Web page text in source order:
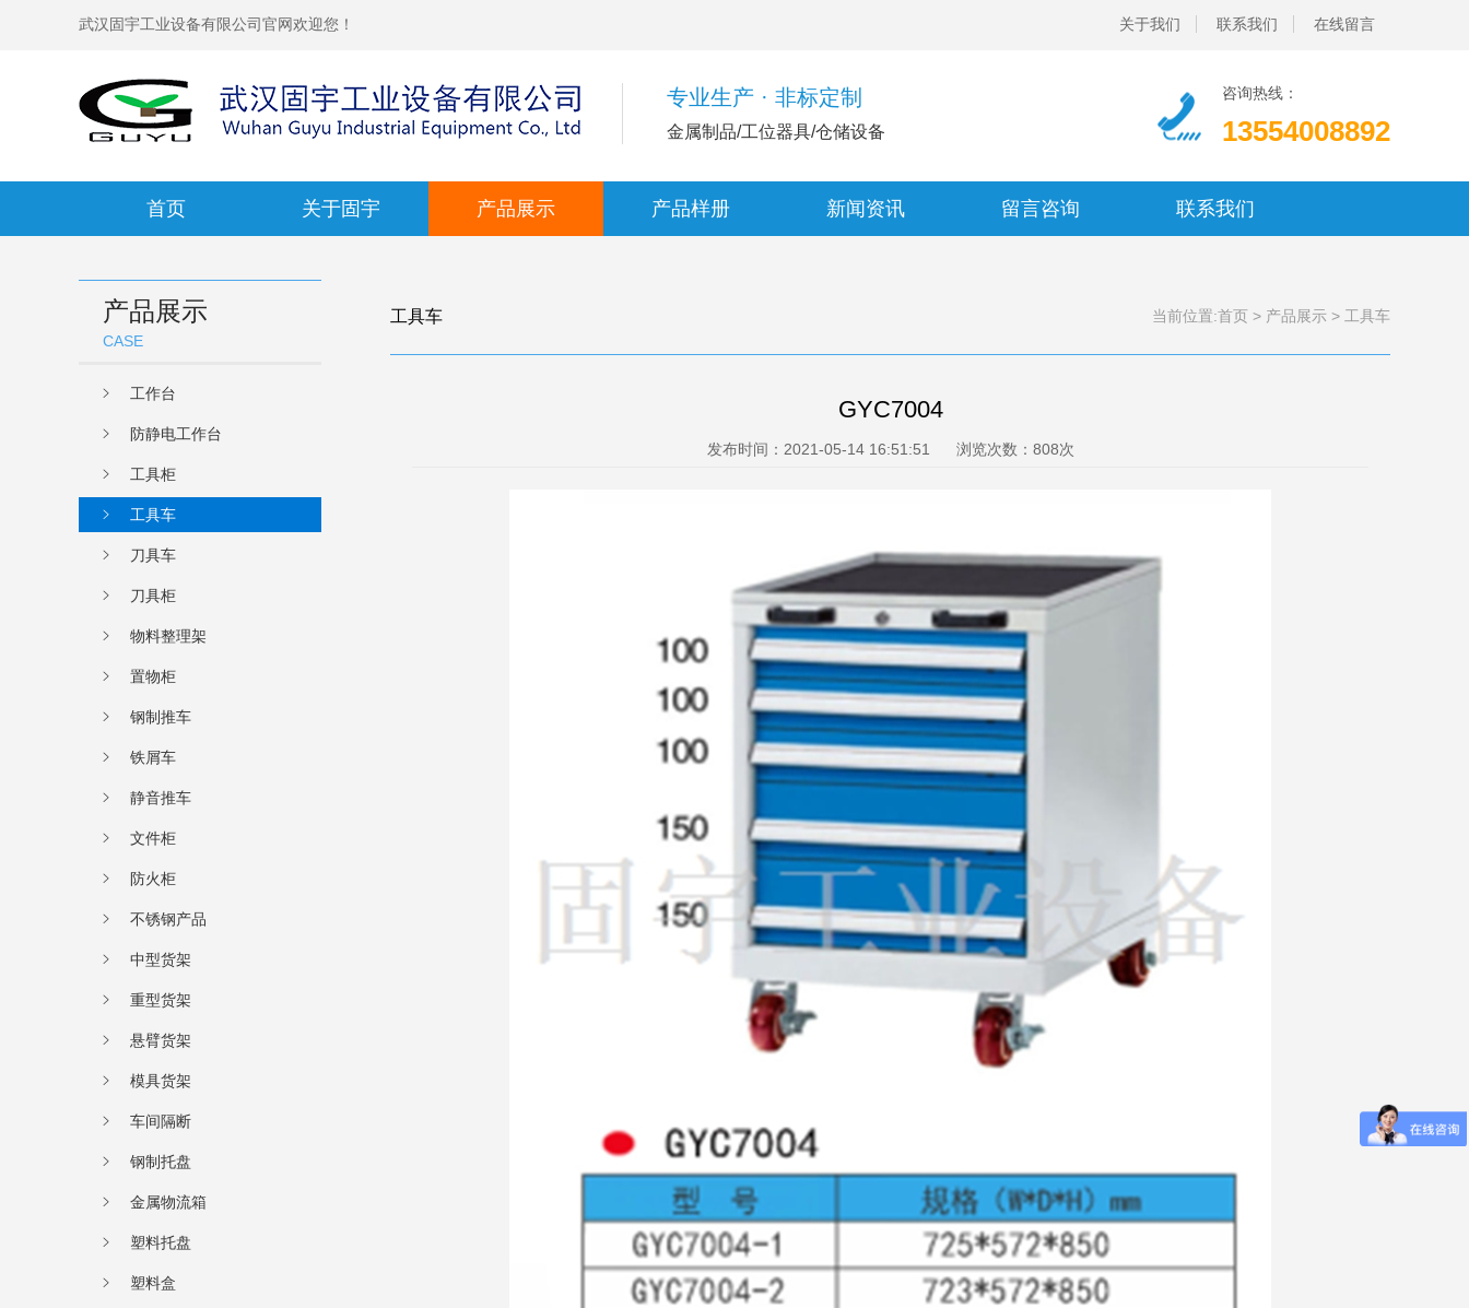
武汉固宇工业设备有限公司官网欢迎您！ 关于我们 联系我们 在线留言
专业生产 · 非标定制
金属制品/工位器具/仓储设备
咨询热线：
13554008892
首页 关于固宇 产品展示 产品样册 新闻资讯 留言咨询 联系我们
产品展示
CASE
工作台
防静电工作台
工具柜
工具车
刀具车
刀具柜
物料整理架
置物柜
钢制推车
铁屑车
静音推车
文件柜
防火柜
不锈钢产品
中型货架
重型货架
悬臂货架
模具货架
车间隔断
钢制托盘
金属物流箱
塑料托盘
塑料盒
工具车 当前位置:首页 > 产品展示 > 工具车
GYC7004
发布时间：2021-05-14 16:51:51 浏览次数：808次